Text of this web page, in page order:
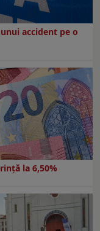
accident pe o
la 6,50%